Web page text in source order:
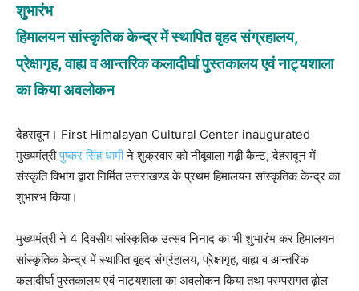
शुभारंभ
हिमालयन सांस्कृतिक केन्द्र में स्थापित वृहद संग्रहालय,
प्रेक्षागृह, वाह्य व आन्तरिक कलादीर्घा पुस्तकालय एवं नाट्यशाला
का किया अवलोकन
देहरादून। First Himalayan Cultural Center inaugurated
मुख्यमंत्रीपुष्कर सिंह धामीने शुक्रवार को नीबूवाला गढ़ी कैन्ट, देहरादून में
संस्कृति विभाग द्वारा निर्मित उत्तराखण्ड के प्रथम हिमालयन सांस्कृतिक केन्द्र का
शुभारंभ किया।
मुख्यमंत्री ने 4 दिवसीय सांस्कृतिक उत्सव निनाद का भी शुभारंभ कर हिमालयन
सांस्कृतिक केन्द्र में स्थापित वृहद संर्ग्रहालय, प्रेक्षागृह, वाह्य व आन्तरिक
कलादीर्घा पुस्तकालय एवं नाट्यशाला का अवलोकन किया तथा परम्परागत ढ़ोल